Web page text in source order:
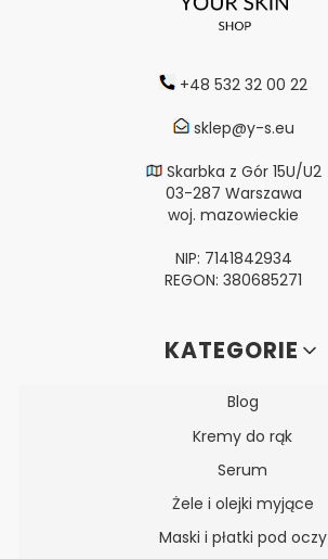
+48 532 32 00 22
sklep@y-s.eu
Skarbka z Gór 15U/U2
03-287 Warszawa
woj. mazowieckie
NIP: 7141842934
REGON: 380685271
Linki w stopceKATEGORIE
Blog
Kremy do rąk
Serum
Żele i olejki myjące
Maski i płatki pod oczy